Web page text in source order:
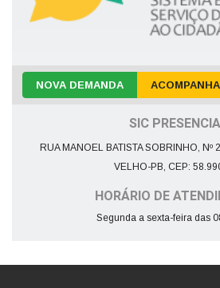
NOVA DEMANDA
SIC
RUA MANOEL BATISTA SOBRINHO, Nº
VELHO-PB, CEP:
HORÁRIO DE
Segunda a sexta-feira das